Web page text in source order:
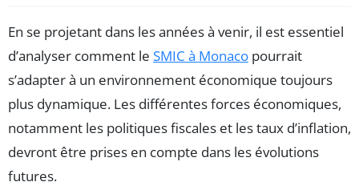
En se projetant dans les années à venir, il est essentiel
d’analyser comment le SMIC à Monaco pourrait
s’adapter à un environnement économique toujours
plus dynamique. Les différentes forces économiques,
notamment les politiques fiscales et les taux d’inflation,
devront être prises en compte dans les évolutions
futures.